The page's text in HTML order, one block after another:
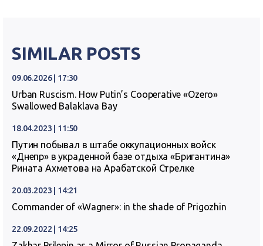
SIMILAR POSTS
09.06.2026 | 17:30
Urban Ruscism. How Putin’s Cooperative «Ozero»
Swallowed Balaklava Bay
18.04.2023 | 11:50
Путин побывал в штабе оккупационных войск
«Днепр» в украденной базе отдыха «Бригантина»
Рината Ахметова на Арабатской Стрелке
20.03.2023 | 14:21
Commander of «Wagner»: in the shade of Prigozhin
22.09.2022 | 14:25